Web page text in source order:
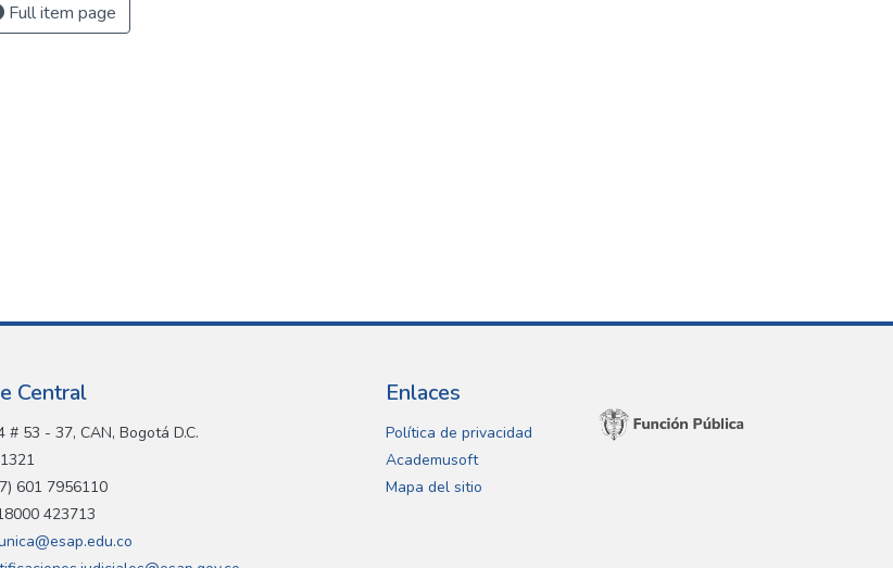
Full item page
Central
# 53 - 37, CAN, Bogotá D.C.
601 7956110
423713
Enlaces
Política de privacidad
Academusoft
Mapa del sitio